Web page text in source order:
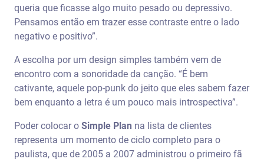
queria que ficasse algo muito pesado ou depressivo.
Pensamos então em trazer esse contraste entre o lado
negativo e positivo”.
A escolha por um design simples também vem de
encontro com a sonoridade da canção. “É bem
cativante, aquele pop-punk do jeito que eles sabem fazer
bem enquanto a letra é um pouco mais introspectiva”.
Poder colocar o Simple Plan na lista de clientes
representa um momento de ciclo completo para o
paulista, que de 2005 a 2007 administrou o primeiro fã